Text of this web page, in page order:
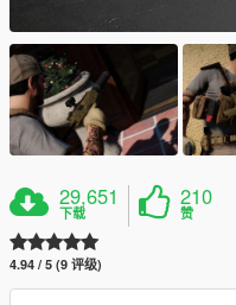
29,651
下载
210
赞
4.94 / 5 (9 评级)